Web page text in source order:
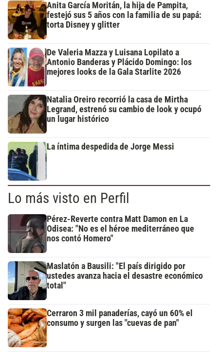
Anita García Moritán, la hija de Pampita,
festejó sus 5 años con la familia de su papá:
torta Disney y glitter
De Valeria Mazza y Luisana Lopilato a
Antonio Banderas y Plácido Domingo: los
mejores looks de la Gala Starlite 2026
Natalia Oreiro recorrió la casa de Mirtha
Legrand, estrenó su cambio de look y ocupó
un lugar histórico
La íntima despedida de Jorge Messi
Lo más visto en Perfil
Pérez-Reverte contra Matt Damon en La
Odisea: "No es el héroe mediterráneo que
nos contó Homero"
Maslatón a Bausili: "El país dirigido por
ustedes avanza hacia el desastre económico
total"
Cerraron 3 mil panaderías, cayó un 60% el
consumo y surgen las "cuevas de pan"